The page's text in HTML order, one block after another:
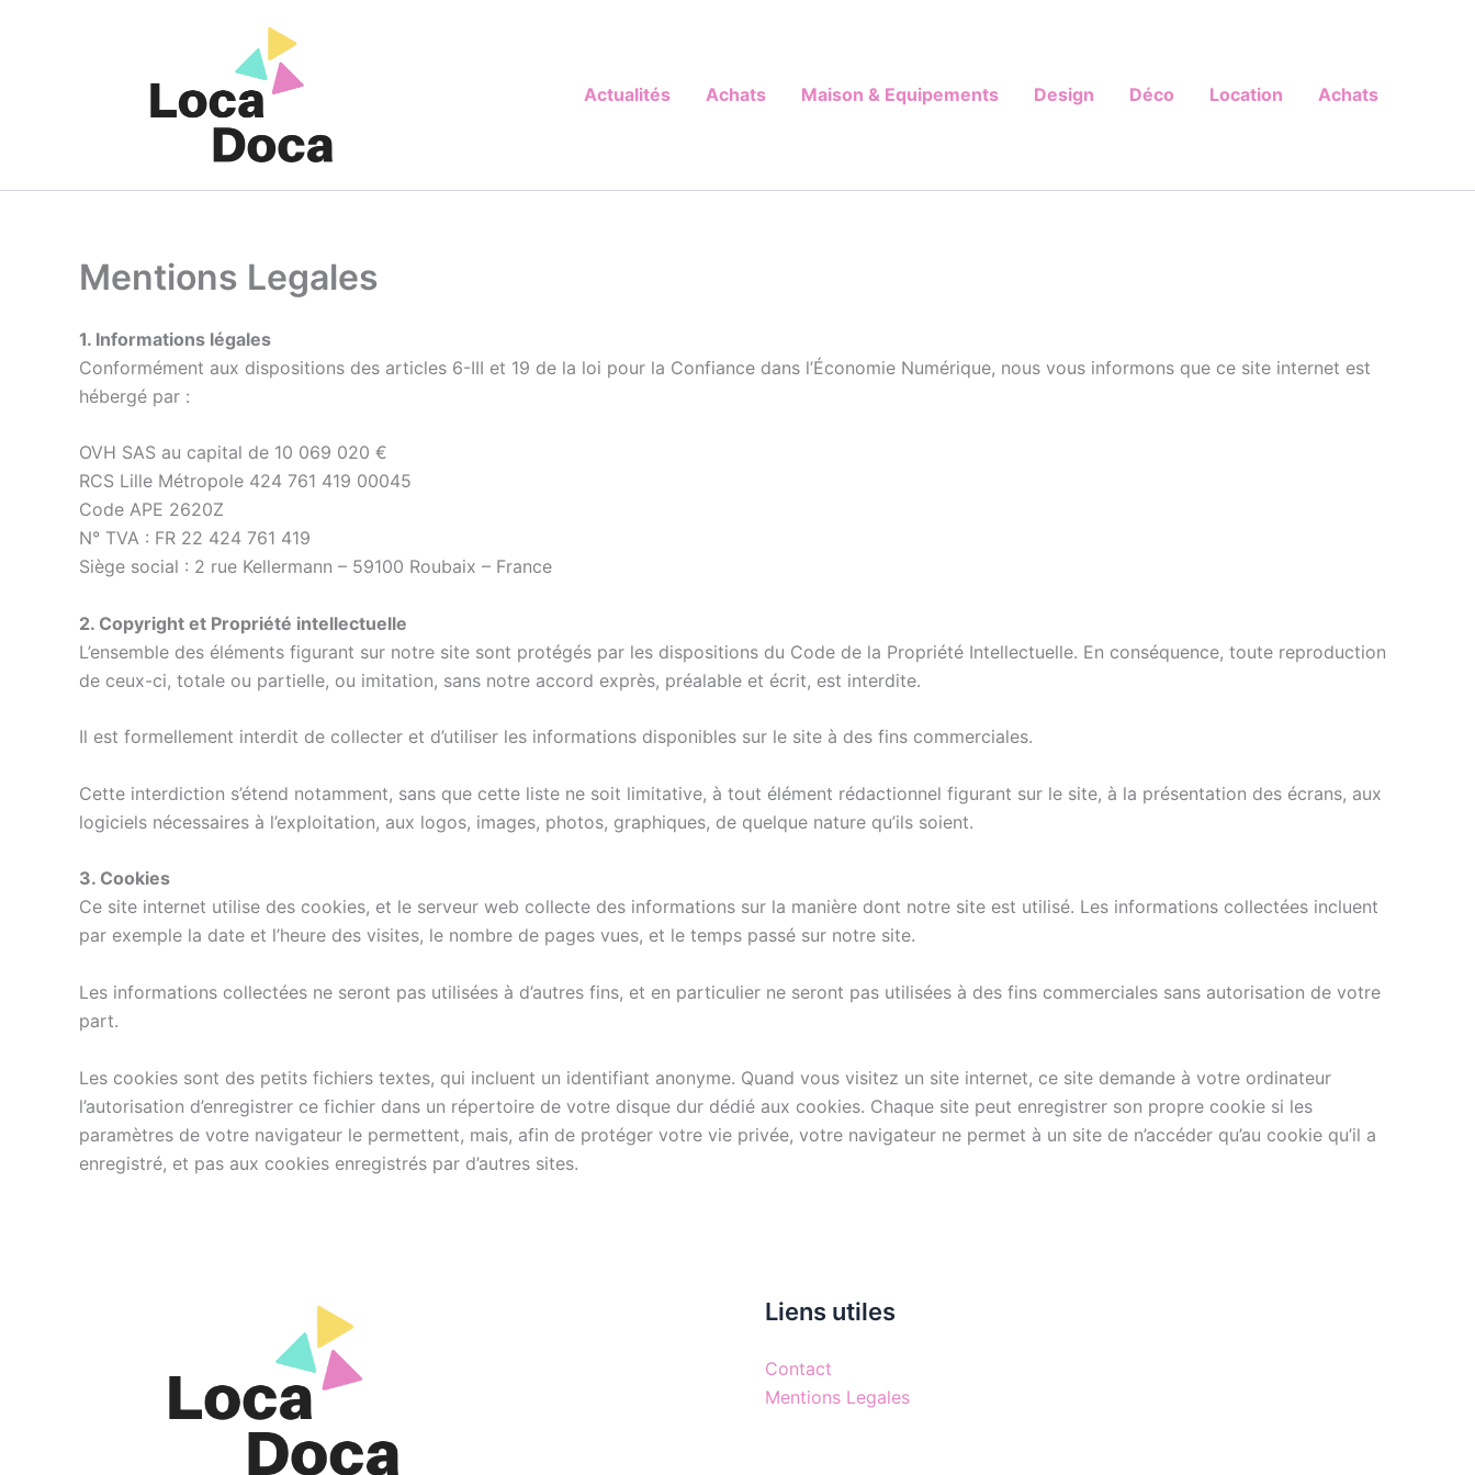
Actualités
Achats Maison & Equipements Design Déco Location Achats
Mentions Legales
1. Informations légales
Conformément aux dispositions des articles 6-III et 19 de la loi pour la Confiance dans l’Économie Numérique, nous vous informons que ce site internet est
hébergé par :
OVH SAS au capital de 10 069 020 €
RCS Lille Métropole 424 761 419 00045
Code APE 2620Z
N° TVA : FR 22 424 761 419
Siège social : 2 rue Kellermann – 59100 Roubaix – France
2. Copyright et Propriété intellectuelle
L’ensemble des éléments figurant sur notre site sont protégés par les dispositions du Code de la Propriété Intellectuelle. En conséquence, toute reproduction
de ceux-ci, totale ou partielle, ou imitation, sans notre accord exprès, préalable et écrit, est interdite.
Il est formellement interdit de collecter et d’utiliser les informations disponibles sur le site à des fins commerciales.
Cette interdiction s’étend notamment, sans que cette liste ne soit limitative, à tout élément rédactionnel figurant sur le site, à la présentation des écrans, aux
logiciels nécessaires à l’exploitation, aux logos, images, photos, graphiques, de quelque nature qu’ils soient.
3. Cookies
Ce site internet utilise des cookies, et le serveur web collecte des informations sur la manière dont notre site est utilisé. Les informations collectées incluent
par exemple la date et l’heure des visites, le nombre de pages vues, et le temps passé sur notre site.
Les informations collectées ne seront pas utilisées à d’autres fins, et en particulier ne seront pas utilisées à des fins commerciales sans autorisation de votre
part.
Les cookies sont des petits fichiers textes, qui incluent un identifiant anonyme. Quand vous visitez un site internet, ce site demande à votre ordinateur
l’autorisation d’enregistrer ce fichier dans un répertoire de votre disque dur dédié aux cookies. Chaque site peut enregistrer son propre cookie si les
paramètres de votre navigateur le permettent, mais, afin de protéger votre vie privée, votre navigateur ne permet à un site de n’accéder qu’au cookie qu’il a
enregistré, et pas aux cookies enregistrés par d’autres sites.
Liens utiles
Contact
Mentions Legales